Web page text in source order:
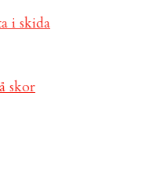
i skida
skor